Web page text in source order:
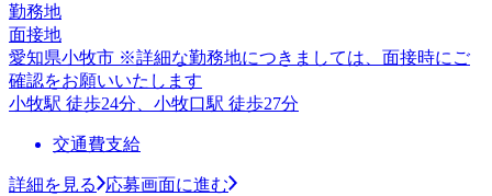
勤務地
面接地
愛知県小牧市 ※詳細な勤務地につきましては、面接時にご
確認をお願いいたします
小牧駅 徒歩24分、小牧口駅 徒歩27分
交通費支給
詳細を見る
応募画面に進む